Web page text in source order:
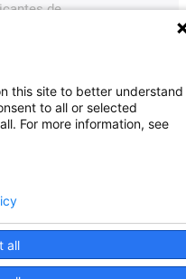
de
los de igus®
this site to better understand
to all or selected
For more information, see
all